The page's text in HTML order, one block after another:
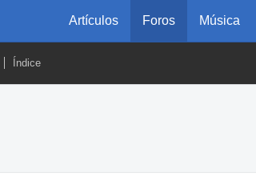
Artículos Foros Música
Índice